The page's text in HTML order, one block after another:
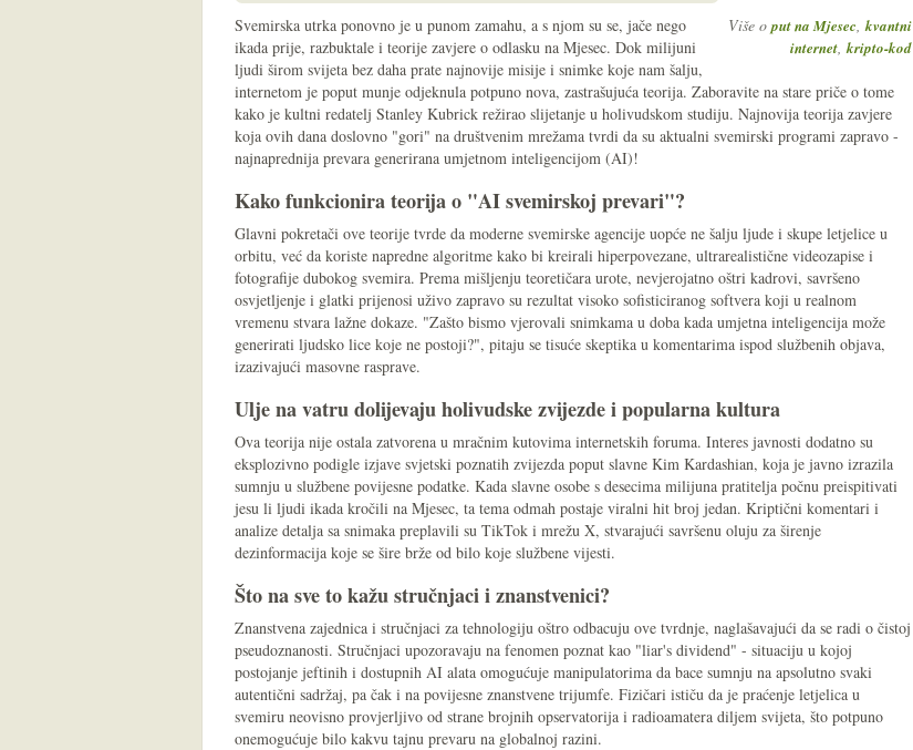
Više oput na Mjesec,kvantni
internet,kripto-kod
Svemirska utrka ponovno je u punom zamahu, a s njom su se, jače nego
ikada prije, razbuktale i teorije zavjere o odlasku na Mjesec. Dok milijuni
ljudi širom svijeta bez daha prate najnovije misije i snimke koje nam šalju,
internetom je poput munje odjeknula potpuno nova, zastrašujuća teorija. Zaboravite na stare priče o tome
kako je kultni redatelj Stanley Kubrick režirao slijetanje u holivudskom studiju. Najnovija teorija zavjere
koja ovih dana doslovno "gori" na društvenim mrežama tvrdi da su aktualni svemirski programi zapravo -
najnaprednija prevara generirana umjetnom inteligencijom (AI)!
Kako funkcionira teorija o "AI svemirskoj prevari"?
Glavni pokretači ove teorije tvrde da moderne svemirske agencije uopće ne šalju ljude i skupe letjelice u
orbitu, već da koriste napredne algoritme kako bi kreirali hiperpovezane, ultrarealistične videozapise i
fotografije dubokog svemira. Prema mišljenju teoretičara urote, nevjerojatno oštri kadrovi, savršeno
osvjetljenje i glatki prijenosi uživo zapravo su rezultat visoko sofisticiranog softvera koji u realnom
vremenu stvara lažne dokaze. "Zašto bismo vjerovali snimkama u doba kada umjetna inteligencija može
generirati ljudsko lice koje ne postoji?", pitaju se tisuće skeptika u komentarima ispod službenih objava,
izazivajući masovne rasprave.
Ulje na vatru dolijevaju holivudske zvijezde i popularna kultura
Ova teorija nije ostala zatvorena u mračnim kutovima internetskih foruma. Interes javnosti dodatno su
eksplozivno podigle izjave svjetski poznatih zvijezda poput slavne Kim Kardashian, koja je javno izrazila
sumnju u službene povijesne podatke. Kada slavne osobe s desecima milijuna pratitelja počnu preispitivati
jesu li ljudi ikada kročili na Mjesec, ta tema odmah postaje viralni hit broj jedan. Kriptični komentari i
analize detalja sa snimaka preplavili su TikTok i mrežu X, stvarajući savršenu oluju za širenje
dezinformacija koje se šire brže od bilo koje službene vijesti.
Što na sve to kažu stručnjaci i znanstvenici?
Znanstvena zajednica i stručnjaci za tehnologiju oštro odbacuju ove tvrdnje, naglašavajući da se radi o čistoj
pseudoznanosti. Stručnjaci upozoravaju na fenomen poznat kao "liar's dividend" - situaciju u kojoj
postojanje jeftinih i dostupnih AI alata omogućuje manipulatorima da bace sumnju na apsolutno svaki
autentični sadržaj, pa čak i na povijesne znanstvene trijumfe. Fizičari ističu da je praćenje letjelica u
svemiru neovisno provjerljivo od strane brojnih opservatorija i radioamatera diljem svijeta, što potpuno
onemogućuje bilo kakvu tajnu prevaru na globalnoj razini.